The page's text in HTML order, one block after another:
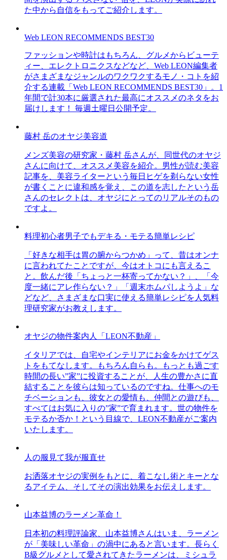
た中から自信をもってご紹介します。
Web LEON RECOMMENDS BEST30
ファッションや時計はもちろん、グルメからビューテ
ィー、エレクトロニクスなどなど、Web LEON編集者
がさまざまなジャンルのワクワクするモノ・コトを紹
介する連載「Web LEON RECOMMENDS BEST30」。1
年間で計30本に厳選された最高にオススメのネタをお
届けします！ 毎週土曜日公開予定。
藤村 岳のオヤジ美容道
メンズ美容の研究家・藤村 岳さんが、同世代のオヤジ
さんに向けて、オススメ美容を紹介。男性が読む美容
記事を、美容ライターという毎日ヒゲを剃らない女性
が書くことに違和感を覚え、この道を志したという岳
さんのセレクトは、オヤジにとってのリアルそのもの
ですよ。
料理初心者男子でもデキる・モテる簡単レシピ
「好きな相手は胃の腑からつかめ」って、昔はオンナ
に言われてたことですが、今はオトコにも言えるこ
と。飲んだ後「ちょっと一杯寄ってかない？」、「今
度一緒にアレ作らない？」「週末ホムパしようよ」な
どなど、さまざまな口実に使える簡単レシピを人気料
理研究家がお教えします。
オヤジの物件案内人「LEON不動産」
イタリアでは、自宅やインテリアにお金をかけてゲス
トをもてなします。もちろん自らも。もっとも過ごす
時間の長い”家”に投資することが、人生の豊かさに直
結することを彼らは知っているのですね。仕事へのモ
チベーションも、彼女との愛情も、仲間との遊びも、
すべてはお気に入りの”家”で育まれます。世の物件を
モテるか否か！という目線で、LEON不動産がご案内
いたします。
人の服見て我が服直せ
お洒落オヤジの実例をもとに、着こなし術とキーとな
るアイテム、そしてその演出効果をお伝えします。
山本益博のラーメン革命！
日本初の料理評論家、山本益博さんはいま、ラーメン
が「美味しい革命」の渦中にあると言います。長らく
B級グルメとして愛されてきたラーメンは、ミシュラ